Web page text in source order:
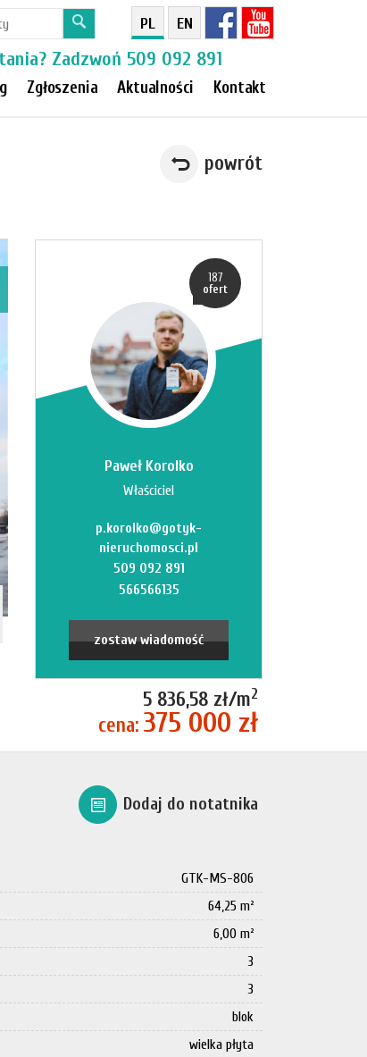
PL EN
Zadzwoń 509 092 891
Zgłoszenia Aktualności Kontakt
powrót
187
ofert
Paweł Korolko
Właściciel
p.korolko@gotyk-
nieruchomosci.pl
509 092 891
566566135
zostaw wiadomość
5 836,58 zł/m2
cena: 375 000 zł
Dodaj do notatnika
GTK-MS-806
64,25 m²
6,00 m²
3
3
blok
wielka płyta